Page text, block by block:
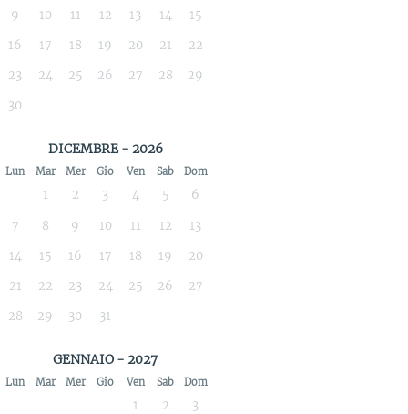
9
10 11 12 13 14
15
16
17 18 19 20 21
22
23
24 25 26 27 28
29
30
DICEMBRE - 2026
Lun Mar Mer Gio Ven Sab Dom
1 2 3 4 5
6
7
8 9 10 11 12
13
14
15 16 17 18 19
20
21
22 23 24 25 26
27
28
29 30 31
GENNAIO - 2027
Lun Mar Mer Gio Ven Sab Dom
1 2
3